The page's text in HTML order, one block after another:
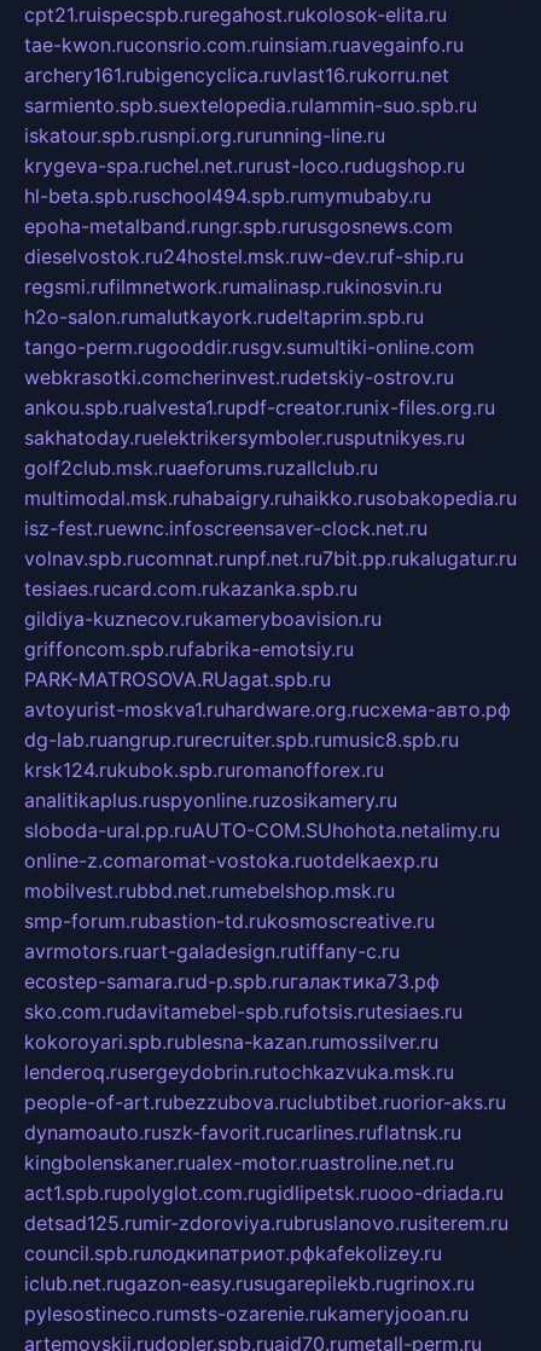
cpt21.ruispecspb.ruregahost.rukolosok-elita.ru
tae-kwon.ruconsrio.com.ruinsiam.ruavegainfo.ru
archery161.rubigencyclica.ruvlast16.rukorru.net
sarmiento.spb.suextelopedia.rulammin-suo.spb.ru
iskatour.spb.rusnpi.org.rurunning-line.ru
krygeva-spa.ruchel.net.rurust-loco.rudugshop.ru
hl-beta.spb.ruschool494.spb.rumymubaby.ru
epoha-metalband.rungr.spb.rurusgosnews.com
dieselvostok.ru24hostel.msk.ruw-dev.ruf-ship.ru
regsmi.rufilmnetwork.rumalinasp.rukinosvin.ru
h2o-salon.rumalutkayork.rudeltaprim.spb.ru
tango-perm.rugooddir.rusgv.sumultiki-online.com
webkrasotki.comcherinvest.rudetskiy-ostrov.ru
ankou.spb.rualvesta1.rupdf-creator.runix-files.org.ru
sakhatoday.ruelektrikersymboler.rusputnikyes.ru
golf2club.msk.ruaeforums.ruzallclub.ru
multimodal.msk.ruhabaigry.ruhaikko.rusobakopedia.ru
isz-fest.ruewnc.infoscreensaver-clock.net.ru
volnav.spb.rucomnat.runpf.net.ru7bit.pp.rukalugatur.ru
tesiaes.rucard.com.rukazanka.spb.ru
gildiya-kuznecov.rukameryboavision.ru
griffoncom.spb.rufabrika-emotsiy.ru
PARK-MATROSOVA.RUagat.spb.ru
avtoyurist-moskva1.ruhardware.org.ruсхема-авто.рф
dg-lab.ruangrup.rurecruiter.spb.rumusic8.spb.ru
krsk124.rukubok.spb.ruromanofforex.ru
analitikaplus.ruspyonline.ruzosikamery.ru
sloboda-ural.pp.ruAUTO-COM.SUhohota.netalimy.ru
online-z.comaromat-vostoka.ruotdelkaexp.ru
mobilvest.rubbd.net.rumebelshop.msk.ru
smp-forum.rubastion-td.rukosmoscreative.ru
avrmotors.ruart-galadesign.rutiffany-c.ru
ecostep-samara.rud-p.spb.ruгалактика73.рф
sko.com.rudavitamebel-spb.rufotsis.rutesiaes.ru
kokoroyari.spb.rublesna-kazan.rumossilver.ru
lenderoq.rusergeydobrin.rutochkazvuka.msk.ru
people-of-art.rubezzubova.ruclubtibet.ruorior-aks.ru
dynamoauto.ruszk-favorit.rucarlines.ruflatnsk.ru
kingbolenskaner.rualex-motor.ruastroline.net.ru
act1.spb.rupolyglot.com.rugidlipetsk.ruooo-driada.ru
detsad125.rumir-zdoroviya.rubruslanovo.rusiterem.ru
council.spb.ruлодкипатриот.рфkafekolizey.ru
iclub.net.rugazon-easy.rusugarepilekb.rugrinox.ru
pylesostineco.rumsts-ozarenie.rukameryjooan.ru
artemovskij.rudopler.spb.ruaid70.rumetall-perm.ru